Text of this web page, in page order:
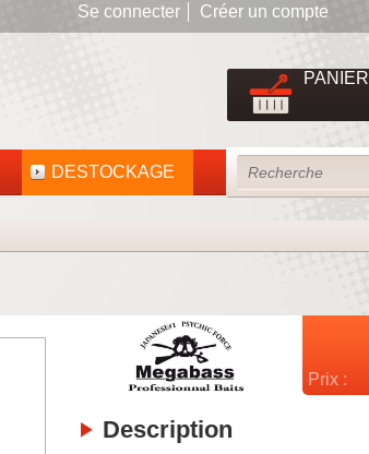
DESTOCKAGE
PANIER
Se connecter Créer un compte
Prix :
Description